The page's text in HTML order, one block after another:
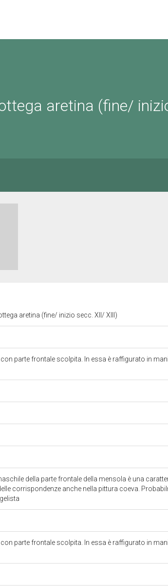
aretina (fine/
aretina (fine/ inizio secc. XII/ XIII)
parte frontale scolpita. In essa è raffigurato in
della parte frontale della mensola è una
corrispondenze anche nella pittura coeva.
parte frontale scolpita. In essa è raffigurato in